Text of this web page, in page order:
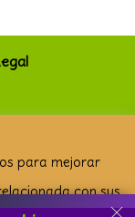
Criado.
para mejorar
con sus